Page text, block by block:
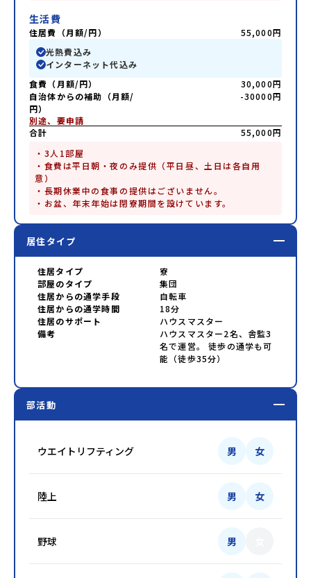
生活費
住居費（月額/円）
55,000円
光熱費込み
インターネット代込み
食費（月額/円）
30,000円
自治体からの補助（月額/
円）
-30000円
別途、要申請
合計
55,000円
・3人1部屋
・食費は平日朝・夜のみ提供（平日昼、土日は各自用
意）
・長期休業中の食事の提供はございません。
・お盆、年末年始は閉寮期間を設けています。
居住タイプ
住居タイプ
寮
部屋のタイプ
集団
住居からの通学手段
自転車
住居からの通学時間
18分
住居のサポート
ハウスマスター
備考
ハウスマスター2名、舎監3
名で運営。 徒歩の通学も可
能（徒歩35分）
部活動
ウエイトリフティング 男 女
陸上 男 女
野球 男